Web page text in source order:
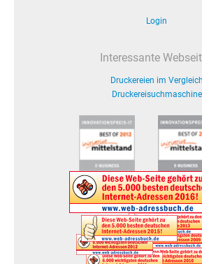
Login
Interessante
Druckereien im Vergleich
Druckereisuchmaschine